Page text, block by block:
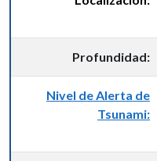
Profundidad:
Nivel de Alerta de
Tsunami: